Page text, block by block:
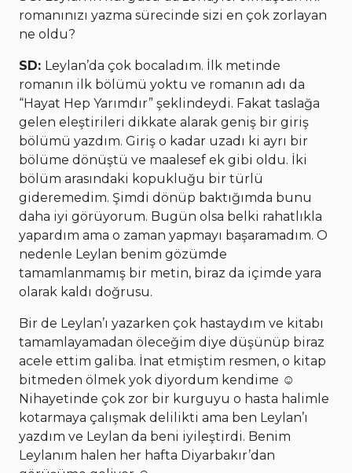
romanınızı yazma sürecinde sizi en çok zorlayan
ne oldu?
SD: Leylan’da çok bocaladım. İlk metinde
romanın ilk bölümü yoktu ve romanın adı da
“Hayat Hep Yarımdır” şeklindeydi. Fakat taslağa
gelen eleştirileri dikkate alarak geniş bir giriş
bölümü yazdım. Giriş o kadar uzadı ki ayrı bir
bölüme dönüştü ve maalesef ek gibi oldu. İki
bölüm arasındaki kopukluğu bir türlü
gideremedim. Şimdi dönüp baktığımda bunu
daha iyi görüyorum. Bugün olsa belki rahatlıkla
yapardım ama o zaman yapmayı başaramadım. O
nedenle Leylan benim gözümde
tamamlanmamış bir metin, biraz da içimde yara
olarak kaldı doğrusu.
Bir de Leylan’ı yazarken çok hastaydım ve kitabı
tamamlayamadan öleceğim diye düşünüp biraz
acele ettim galiba. İnat etmiştim resmen, o kitap
bitmeden ölmek yok diyordum kendime ☺
Nihayetinde çok zor bir kurguyu o hasta halimle
kotarmaya çalışmak delilikti ama ben Leylan’ı
yazdım ve Leylan da beni iyileştirdi. Benim
Leylanım halen her hafta Diyarbakır’dan